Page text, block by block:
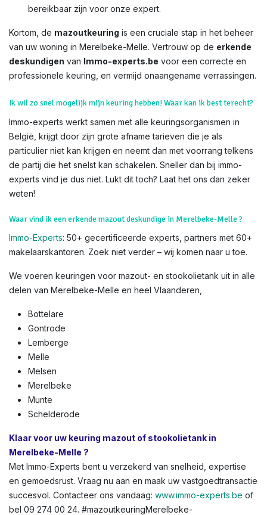
bereikbaar zijn voor onze expert.
Kortom, de mazoutkeuring is een cruciale stap in het beheer
van uw woning in Merelbeke-Melle. Vertrouw op de erkende
deskundigen van Immo-experts.be voor een correcte en
professionele keuring, en vermijd onaangename verrassingen.
Ik wil zo snel mogelijk mijn keuring hebben! Waar kan ik best terecht?
Immo-experts werkt samen met alle keuringsorganismen in
België, krijgt door zijn grote afname tarieven die je als
particulier niet kan krijgen en neemt dan met voorrang telkens
de partij die het snelst kan schakelen. Sneller dan bij immo-
experts vind je dus niet. Lukt dit toch? Laat het ons dan zeker
weten!
Waar vind ik een erkende mazout deskundige in Merelbeke-Melle ?
Immo-Experts: 50+ gecertificeerde experts, partners met 60+
makelaarskantoren. Zoek niet verder – wij komen naar u toe.
We voeren keuringen voor mazout- en stookolietank uit in alle
delen van Merelbeke-Melle en heel Vlaanderen,
Bottelare
Gontrode
Lemberge
Melle
Melsen
Merelbeke
Munte
Schelderode
Klaar voor uw keuring mazout of stookolietank in
Merelbeke-Melle ?
Met Immo-Experts bent u verzekerd van snelheid, expertise
en gemoedsrust. Vraag nu aan en maak uw vastgoedtransactie
succesvol. Contacteer ons vandaag: www.immo-experts.be of
bel 09 274 00 24. #mazoutkeuringMerelbeke-